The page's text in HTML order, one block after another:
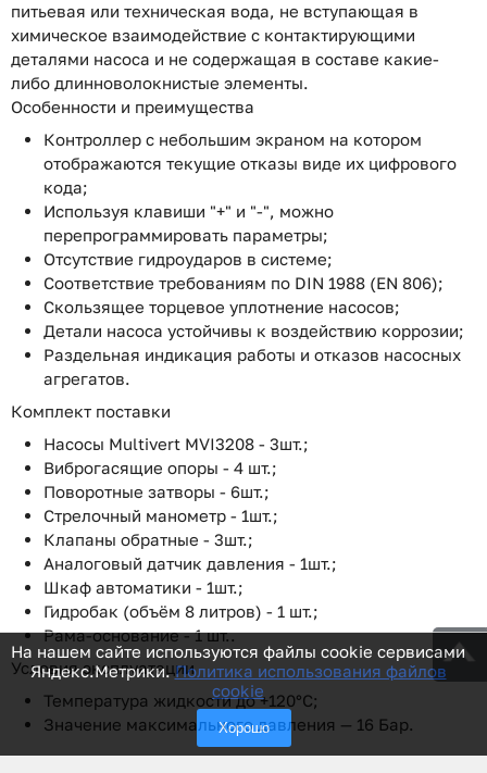
питьевая или техническая вода, не вступающая в
химическое взаимодействие с контактирующими
деталями насоса и не содержащая в составе какие-
либо длинноволокнистые элементы.
Особенности и преимущества
Контроллер с небольшим экраном на котором
отображаются текущие отказы виде их цифрового
кода;
Используя клавиши "+" и "-", можно
перепрограммировать параметры;
Отсутствие гидроударов в системе;
Соответствие требованиям по DIN 1988 (EN 806);
Скользящее торцевое уплотнение насосов;
Детали насоса устойчивы к воздействию коррозии;
Раздельная индикация работы и отказов насосных
агрегатов.
Комплект поставки
Насосы Multivert MVI3208 - 3шт.;
Виброгасящие опоры - 4 шт.;
Поворотные затворы - 6шт.;
Стрелочный манометр - 1шт.;
Клапаны обратные - 3шт.;
Аналоговый датчик давления - 1шт.;
Шкаф автоматики - 1шт.;
Гидробак (объём 8 литров) - 1 шт.;
Рама-основание - 1 шт..
Условия эксплуатации
Температура жидкости до +120°С;
Значение максимального давления — 16 Бар.
На нашем сайте используются файлы cookie сервисами
Яндекс.Метрики.Политика использования файлов
cookie
Хорошо